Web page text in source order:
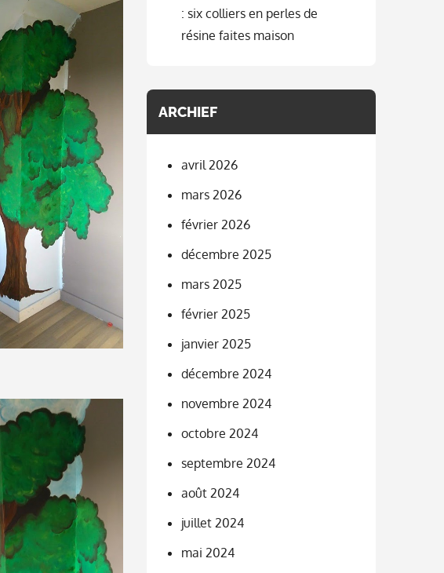
: six colliers en perles de
résine faites maison
ARCHIEF
avril 2026
mars 2026
février 2026
décembre 2025
mars 2025
février 2025
janvier 2025
décembre 2024
novembre 2024
octobre 2024
septembre 2024
août 2024
juillet 2024
mai 2024